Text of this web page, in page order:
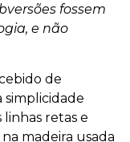
fossem
e não
de
simplicidade
retas e
madeira usada